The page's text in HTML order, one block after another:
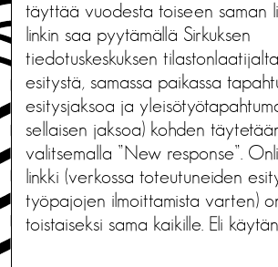
täyttää vuodesta toiseen saman
linkin saa pyytämällä Sirkuksen
tiedotuskeskuksen
esitystä, samassa paikassa
esitysjaksoa ja
sellaisen jaksoa) kohden
valitsemalla ”New response”.
linkki (verkossa toteutuneiden
työpajojen ilmoittamista varten)
toistaiseksi sama kaikille. Eli